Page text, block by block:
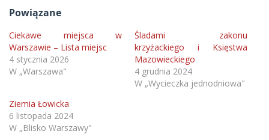
Powiązane
Ciekawe miejsca w
Warszawie – Lista miejsc
4 stycznia 2026
W „Warszawa"
Śladami zakonu
krzyżackiego i Księstwa
Mazowieckiego
4 grudnia 2024
W „Wycieczka jednodniowa"
Ziemia Łowicka
6 listopada 2024
W „Blisko Warszawy"